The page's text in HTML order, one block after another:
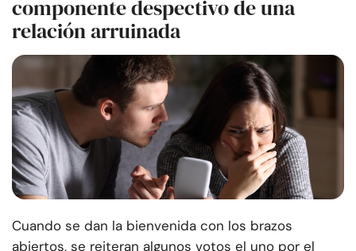
componente despectivo de una
relación arruinada
Cuando se dan la bienvenida con los brazos
abiertos, se reiteran algunos votos el uno por el